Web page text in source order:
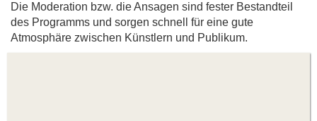
Die Moderation bzw. die Ansagen sind fester Bestandteil
des Programms und sorgen schnell für eine gute
Atmosphäre zwischen Künstlern und Publikum.